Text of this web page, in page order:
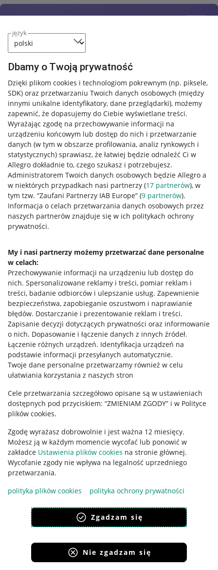
język
Dbamy o Twoją prywatność
Dzięki plikom cookies i technologiom pokrewnym (np. piksele,
SDK) oraz przetwarzaniu Twoich danych osobowych (między
innymi unikalne identyfikatory, dane przeglądarki), możemy
zapewnić, że dopasujemy do Ciebie wyświetlane treści.
Wyrażając zgodę na przechowywanie informacji na
urządzeniu końcowym lub dostęp do nich i przetwarzanie
danych (w tym w obszarze profilowania, analiz rynkowych i
statystycznych) sprawiasz, że łatwiej będzie odnaleźć Ci w
Allegro dokładnie to, czego szukasz i potrzebujesz.
Administratorem Twoich danych osobowych będzie Allegro a
w niektórych przypadkach nasi partnerzy (17 partnerów), w
tym tzw. “Zaufani Partnerzy IAB Europe” (9 partnerów).
Informacja o celach przetwarzania danych osobowych przez
naszych partnerów znajduje się w ich politykach ochrony
prywatności.
My i nasi partnerzy możemy przetwarzać dane personalne
w celach:
Przechowywanie informacji na urządzeniu lub dostęp do
nich. Spersonalizowane reklamy i treści, pomiar reklam i
treści, badanie odbiorców i ulepszanie usług. Zapewnienie
bezpieczeństwa, zapobieganie oszustwom i naprawianie
błędów. Dostarczanie i prezentowanie reklam i treści.
Zapisanie decyzji dotyczących prywatności oraz informowanie
o nich. Dopasowanie i łączenie danych z innych źródeł.
Łączenie różnych urządzeń. Identyfikacja urządzeń na
podstawie informacji przesyłanych automatycznie.
Twoje dane personalne przetwarzamy również w celu
ułatwiania korzystania z naszych stron
Cele przetwarzania szczegółowo opisane są w ustawieniach
dostępnych pod przyciskiem: “ZMIENIAM ZGODY” i w Polityce
plików cookies.
Zgodę wyrażasz dobrowolnie i jest ważna 12 miesięcy.
Możesz ją w każdym momencie wycofać lub ponowić w
zakładce Ustawienia plików cookies na stronie głównej.
Wycofanie zgody nie wpływa na legalność uprzedniego
przetwarzania.
polityka plików cookies
polityka ochrony prywatności
Zgadzam się
Nie zgadzam się
Przydatne informacje
Jak to działa
Allegro Gadane dla sprzedających
Allegro Gadane dla kupujących
Mapa miejscowości
Informacje prawne
Regulamin
Polityka plików "cookies"
Ustawienia plików "cookies"
Udostępnianie lokalizacji
Informacje dla Aktu o Usługach Cyfrowych
Pobierz aplikację
Korzystanie z serwisu oznacza akceptacjęregulaminu